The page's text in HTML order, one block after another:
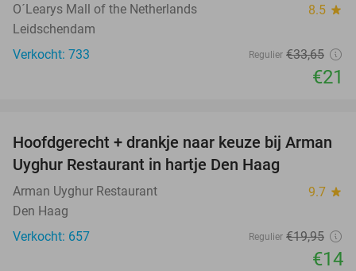
O´Learys Mall of the Netherlands 8.5 star
Leidschendam
Verkocht: 733
Regulier €33,65
€21
30%
Hoofdgerecht + drankje naar keuze bij Arman
Uyghur Restaurant in hartje Den Haag
Arman Uyghur Restaurant 9.7 star
Den Haag
Verkocht: 657
Regulier €19,95
€14